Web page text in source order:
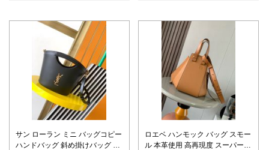
サン ローラン ミニ バッグコピー
ハンドバッグ 斜め掛けバッグ 優
ロエベ ハンモック バッグ スモー
ル 本革使用 高再現度 スーパーコ